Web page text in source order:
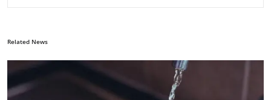
Related News